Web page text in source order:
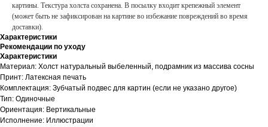
картины. Текстура холста сохранена. В посылку входит крепежный элемент
(может быть не зафиксирован на картине во избежание повреждений во время
доставки).
Характеристики
Рекомендации по уходу
Характеристики
Материал: Холст натуральный выбеленный, подрамник из массива сосны
Принт: Латексная печать
Комплектация: Зубчатый подвес для картин (если не указано другое)
Тип: Одиночные
Ориентация: Вертикальные
Исполнение: Иллюстрации